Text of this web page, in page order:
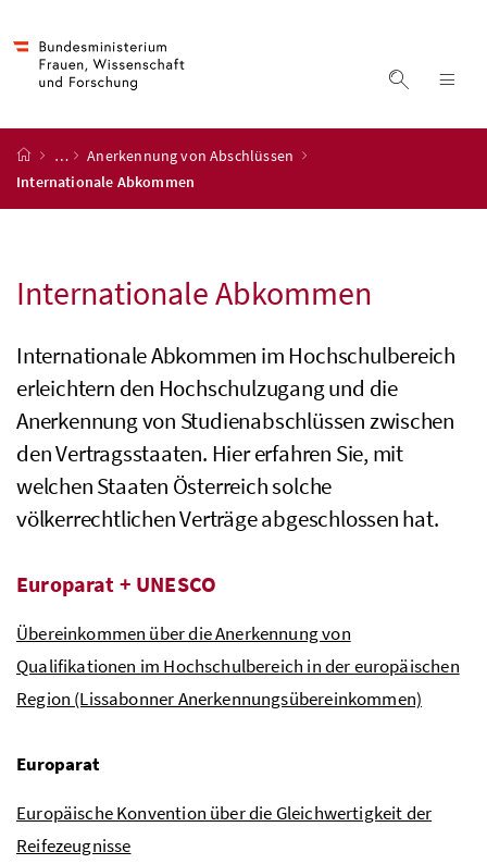
Suche
Startseite
…
Anerkennung von Abschlüssen
Internationale Abkommen
Internationale Abkommen
Internationale Abkommen im Hochschulbereich
erleichtern den Hochschulzugang und die
Anerkennung von Studienabschlüssen zwischen
den Vertragsstaaten. Hier erfahren Sie, mit
welchen Staaten Österreich solche
völkerrechtlichen Verträge abgeschlossen hat.
Europarat + UNESCO
Übereinkommen über die Anerkennung von
Qualifikationen im Hochschulbereich in der europäischen
Region (Lissabonner Anerkennungsübereinkommen)
Europarat
Europäische Konvention über die Gleichwertigkeit der
Reifezeugnisse